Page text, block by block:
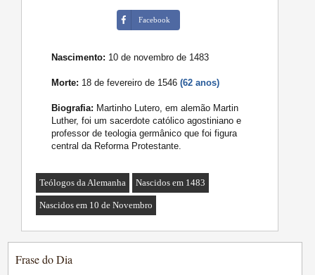
Facebook
Nascimento: 10 de novembro de 1483
Morte: 18 de fevereiro de 1546(62 anos)
Biografia: Martinho Lutero, em alemão Martin
Luther, foi um sacerdote católico agostiniano e
professor de teologia germânico que foi figura
central da Reforma Protestante.
Teólogos da Alemanha Nascidos em 1483
Nascidos em 10 de Novembro
Frase do Dia